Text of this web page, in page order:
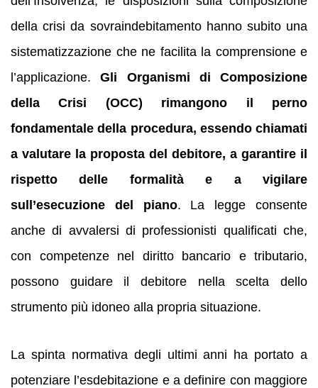
della crisi da sovraindebitamento hanno subito una
sistematizzazione che ne facilita la comprensione e
l’applicazione.Gli Organismi di Composizione
della Crisi (OCC) rimangono il perno
fondamentale della procedura, essendo chiamati
a valutare la proposta del debitore, a garantire il
rispetto delle formalità e a vigilare
sull’esecuzione del piano. La legge consente
anche di avvalersi di professionisti qualificati che,
con competenze nel diritto bancario e tributario,
possono guidare il debitore nella scelta dello
strumento più idoneo alla propria situazione.
La spinta normativa degli ultimi anni ha portato a
potenziare l’esdebitazione e a definire con maggiore